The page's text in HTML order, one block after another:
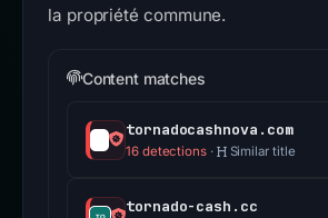
la propriété commune.
Content matches
tornadocashnova.com
16 detections· Similar title
tornado-cash.cc